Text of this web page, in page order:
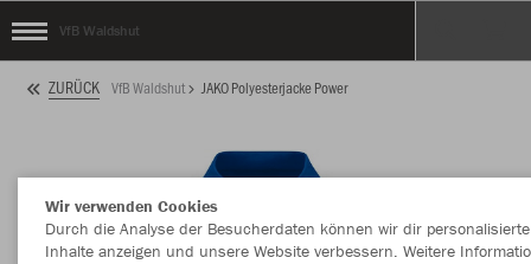
VfB Waldshut
ZURÜCK VfB Waldshut JAKO Polyesterjacke Power
Wir verwenden Cookies
Durch die Analyse der Besucherdaten können wir dir personalisierte
Inhalte anzeigen und unsere Website verbessern. Weitere